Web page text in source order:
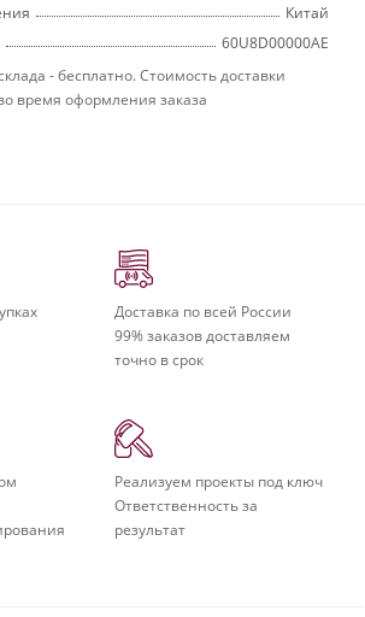
Китай
60U8D00000AE
- бесплатно. Стоимость доставки
время оформления заказа
Доставка по всей России
99% заказов доставляем
точно в срок
Реализуем проекты под ключ
Ответственность за
результат